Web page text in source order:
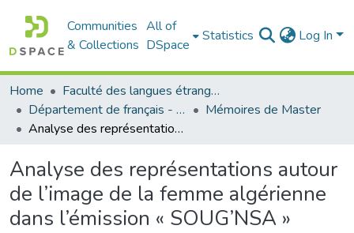
Communities
& Collections
All of
DSpace
Statistics Log In
Home
Faculté des langues étrangères
Département de français - قسم اللغة الفرنسية
Mémoires de Master
Analyse des représentations autour de l’image de la femme algérienne dans l’émission « SOUG’NSA »
Analyse des représentations autour
de l’image de la femme algérienne
dans l’émission « SOUG’NSA »